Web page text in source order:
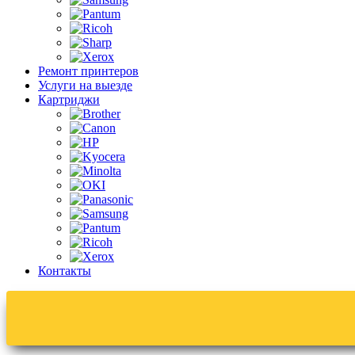
Ремонт принтеров
Услуги на выезде
Картриджи
Контакты